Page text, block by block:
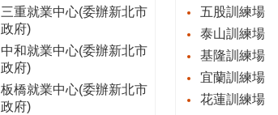
三重就業中心(委辦新北市
政府)
中和就業中心(委辦新北市
政府)
板橋就業中心(委辦新北市
政府)
五股訓練場
泰山訓練場
基隆訓練場
宜蘭訓練場
花蓮訓練場